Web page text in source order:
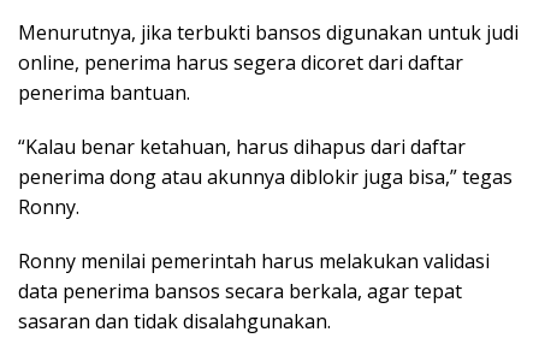
Menurutnya, jika terbukti bansos digunakan untuk judi
online, penerima harus segera dicoret dari daftar
penerima bantuan.
“Kalau benar ketahuan, harus dihapus dari daftar
penerima dong atau akunnya diblokir juga bisa,” tegas
Ronny.
Ronny menilai pemerintah harus melakukan validasi
data penerima bansos secara berkala, agar tepat
sasaran dan tidak disalahgunakan.